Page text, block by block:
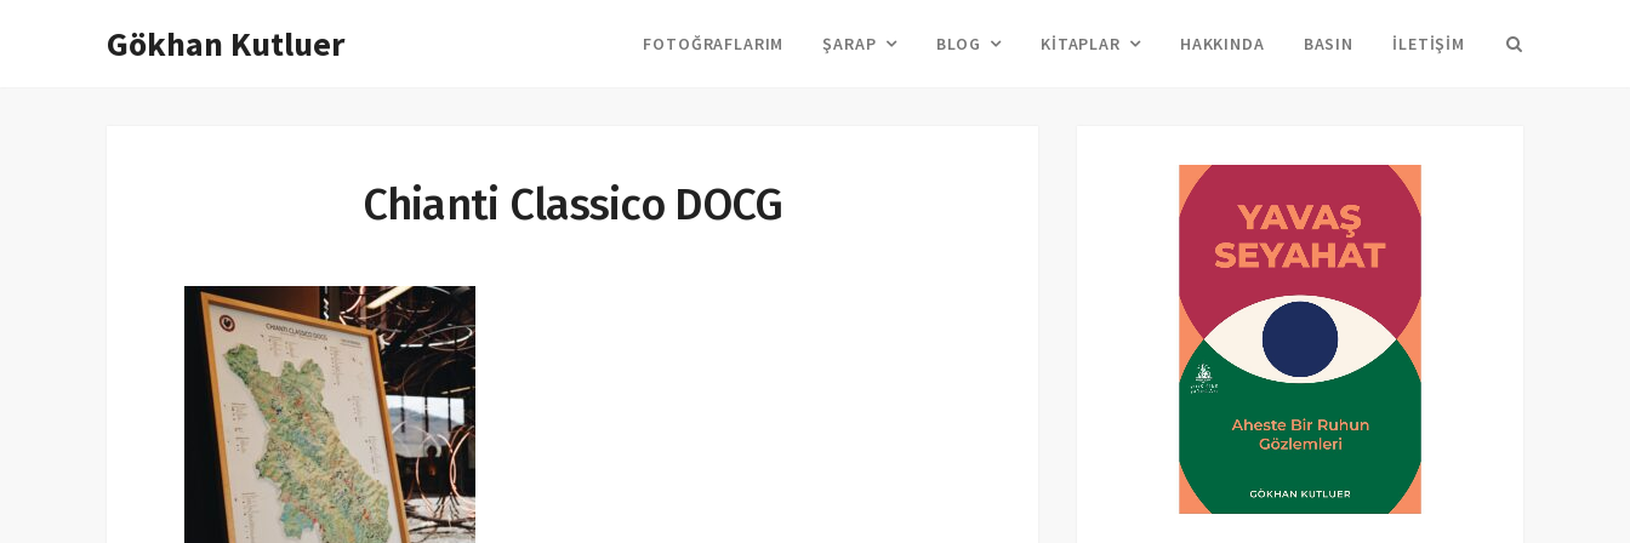
Gökhan Kutluer FOTOĞRAFLARIM ŞARAP BLOG KITAPLAR HAKKINDA BASIN İLETIŞIM
Chianti Classico DOCG